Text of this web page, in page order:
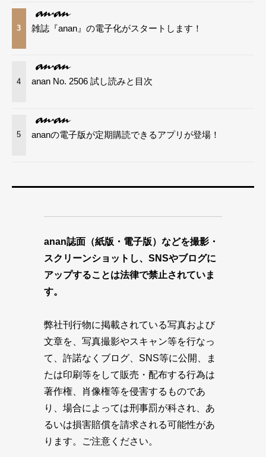
3 雑誌『anan』の電子化がスタートします！
4 anan No. 2506 試し読みと目次
5 ananの電子版が定期購読できるアプリが登場！
anan誌面（紙版・電子版）などを撮影・
スクリーンショットし、SNSやブログに
アップすることは法律で禁止されていま
す。
弊社刊行物に掲載されている写真および
文章を、写真撮影やスキャン等を行なっ
て、許諾なくブログ、SNS等に公開、ま
たは印刷等をして販売・配布する行為は
著作権、肖像権等を侵害するものであ
り、場合によっては刑事罰が科され、あ
るいは損害賠償を請求される可能性があ
ります。ご注意ください。